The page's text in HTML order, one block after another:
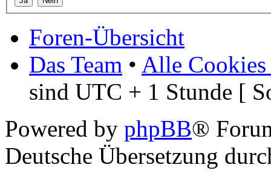
Foren-Übersicht
Das Team • Alle Cookies
sind UTC + 1 Stunde [
Powered by phpBB®
Deutsche Übersetzung